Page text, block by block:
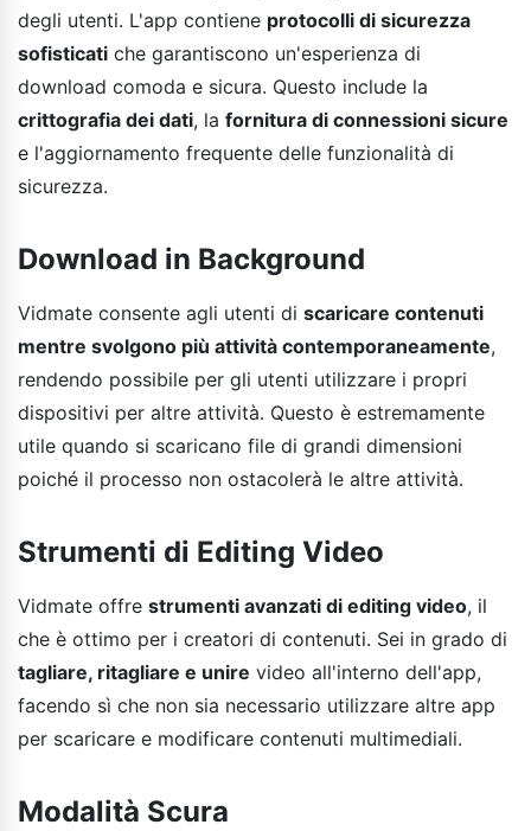
degli utenti. L'app contiene protocolli di sicurezza
sofisticati che garantiscono un'esperienza di
download comoda e sicura. Questo include la
crittografia dei dati, la fornitura di connessioni sicure
e l'aggiornamento frequente delle funzionalità di
sicurezza.
Download in Background
Vidmate consente agli utenti di scaricare contenuti
mentre svolgono più attività contemporaneamente,
rendendo possibile per gli utenti utilizzare i propri
dispositivi per altre attività. Questo è estremamente
utile quando si scaricano file di grandi dimensioni
poiché il processo non ostacolerà le altre attività.
Strumenti di Editing Video
Vidmate offre strumenti avanzati di editing video, il
che è ottimo per i creatori di contenuti. Sei in grado di
tagliare, ritagliare e unire video all'interno dell'app,
facendo sì che non sia necessario utilizzare altre app
per scaricare e modificare contenuti multimediali.
Modalità Scura